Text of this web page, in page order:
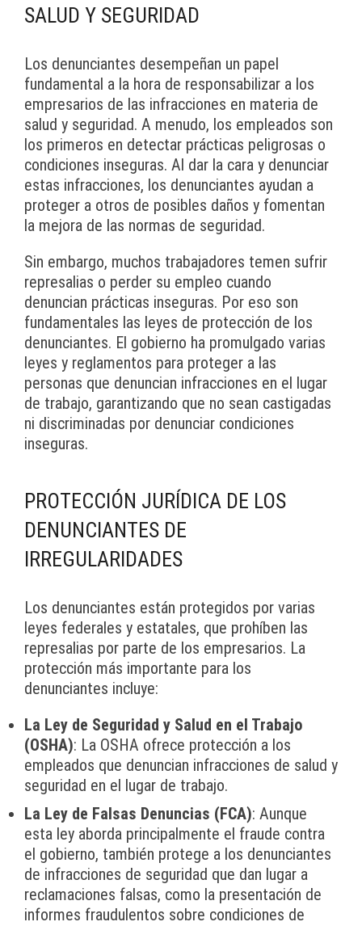
SALUD Y SEGURIDAD
Los denunciantes desempeñan un papel
fundamental a la hora de responsabilizar a los
empresarios de las infracciones en materia de
salud y seguridad. A menudo, los empleados son
los primeros en detectar prácticas peligrosas o
condiciones inseguras. Al dar la cara y denunciar
estas infracciones, los denunciantes ayudan a
proteger a otros de posibles daños y fomentan
la mejora de las normas de seguridad.
Sin embargo, muchos trabajadores temen sufrir
represalias o perder su empleo cuando
denuncian prácticas inseguras. Por eso son
fundamentales las leyes de protección de los
denunciantes. El gobierno ha promulgado varias
leyes y reglamentos para proteger a las
personas que denuncian infracciones en el lugar
de trabajo, garantizando que no sean castigadas
ni discriminadas por denunciar condiciones
inseguras.
PROTECCIÓN JURÍDICA DE LOS
DENUNCIANTES DE
IRREGULARIDADES
Los denunciantes están protegidos por varias
leyes federales y estatales, que prohíben las
represalias por parte de los empresarios. La
protección más importante para los
denunciantes incluye:
La Ley de Seguridad y Salud en el Trabajo
(OSHA): La OSHA ofrece protección a los
empleados que denuncian infracciones de salud y
seguridad en el lugar de trabajo.
La Ley de Falsas Denuncias (FCA): Aunque
esta ley aborda principalmente el fraude contra
el gobierno, también protege a los denunciantes
de infracciones de seguridad que dan lugar a
reclamaciones falsas, como la presentación de
informes fraudulentos sobre condiciones de